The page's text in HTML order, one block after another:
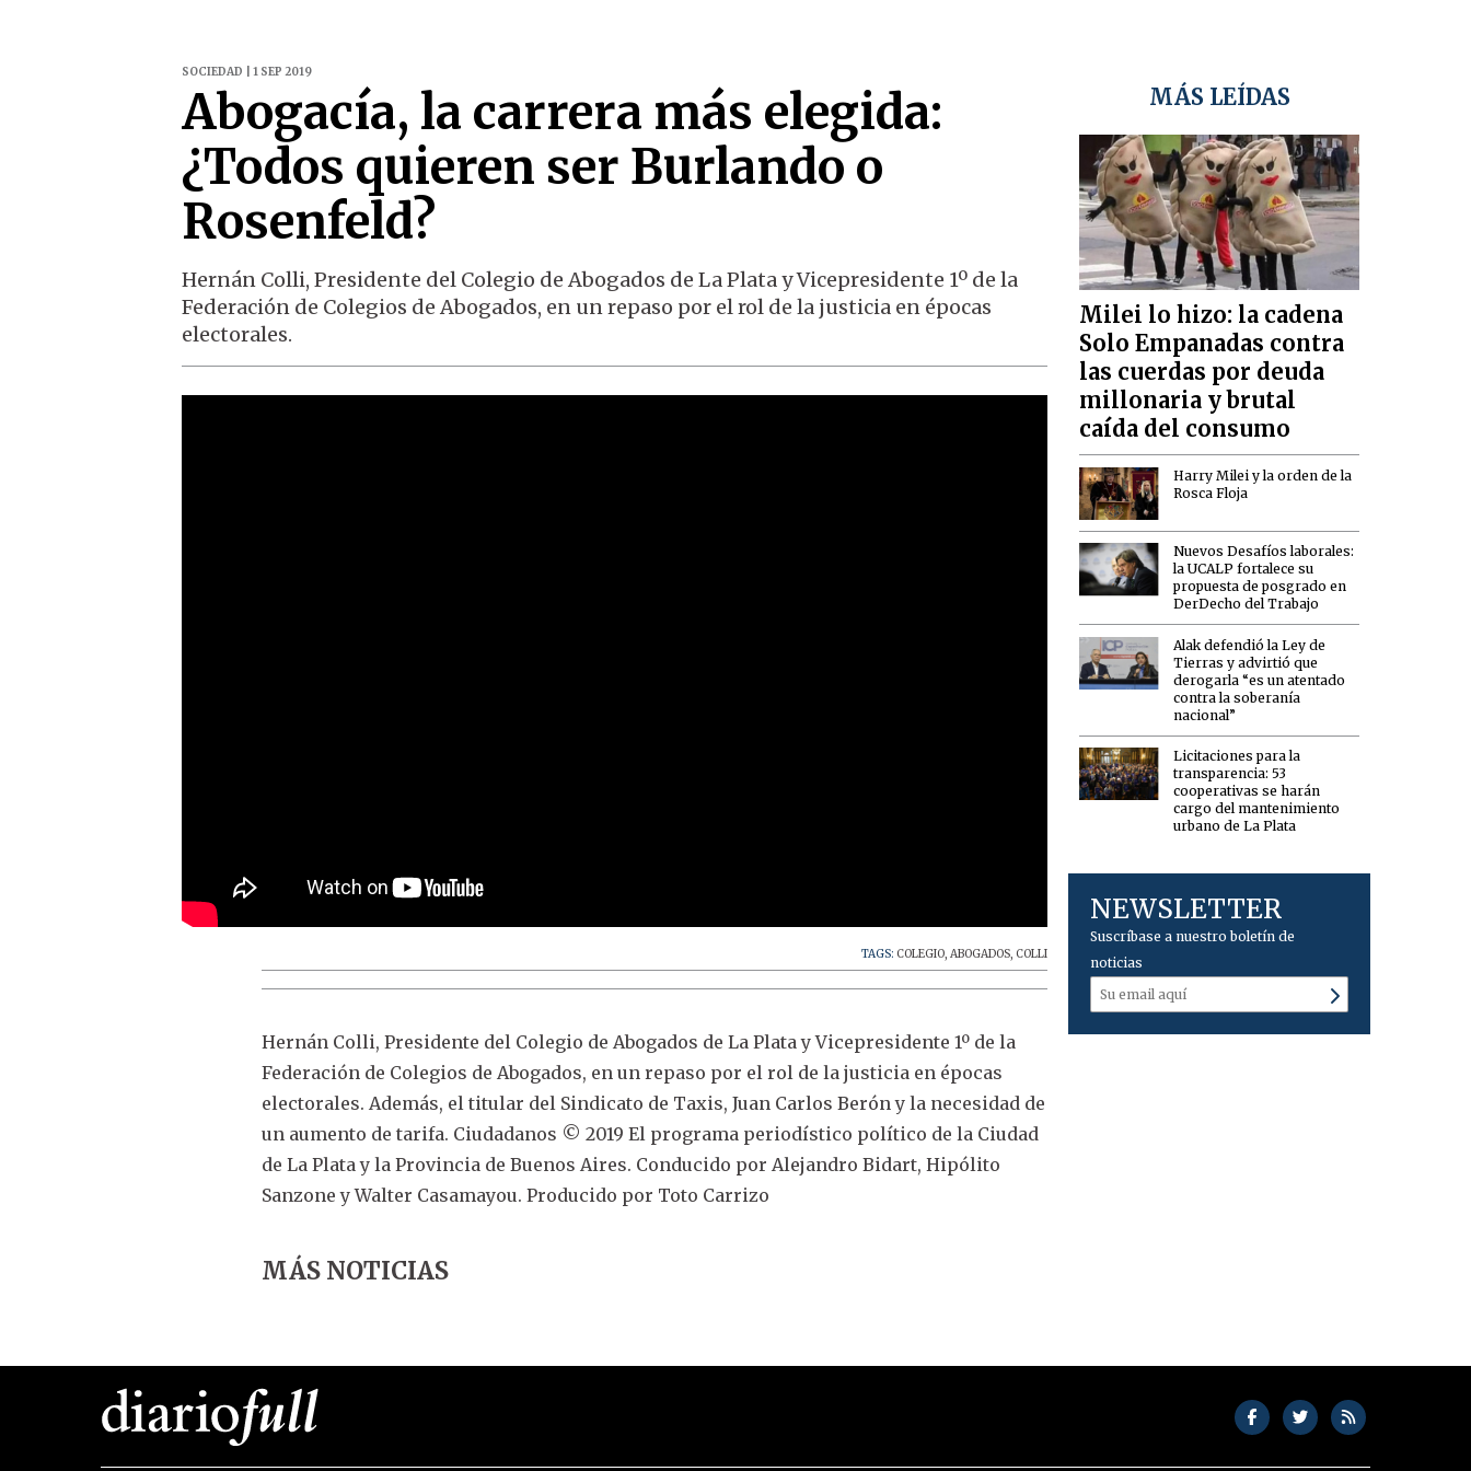
SOCIEDAD | 1 SEP 2019
Abogacía, la carrera más elegida:
¿Todos quieren ser Burlando o
Rosenfeld?
Hernán Colli, Presidente del Colegio de Abogados de La Plata y Vicepresidente 1º de la
Federación de Colegios de Abogados, en un repaso por el rol de la justicia en épocas
electorales.
TAGS: COLEGIO,ABOGADOS, COLLI
Hernán Colli, Presidente del Colegio de Abogados de La Plata y Vicepresidente 1º de la
Federación de Colegios de Abogados, en un repaso por el rol de la justicia en épocas
electorales. Además, el titular del Sindicato de Taxis, Juan Carlos Berón y la necesidad de
un aumento de tarifa. Ciudadanos © 2019 El programa periodístico político de la Ciudad
de La Plata y la Provincia de Buenos Aires. Conducido por Alejandro Bidart, Hipólito
Sanzone y Walter Casamayou. Producido por Toto Carrizo
MÁS NOTICIAS
MÁS LEÍDAS
Milei lo hizo: la cadena
Solo Empanadas contra
las cuerdas por deuda
millonaria y brutal
caída del consumo
Harry Milei y la orden de la
Rosca Floja
Nuevos Desafíos laborales:
la UCALP fortalece su
propuesta de posgrado en
DerDecho del Trabajo
Alak defendió la Ley de
Tierras y advirtió que
derogarla “es un atentado
contra la soberanía
nacional”
Licitaciones para la
transparencia: 53
cooperativas se harán
cargo del mantenimiento
urbano de La Plata
NEWSLETTER
Suscríbase a nuestro boletín de
noticias